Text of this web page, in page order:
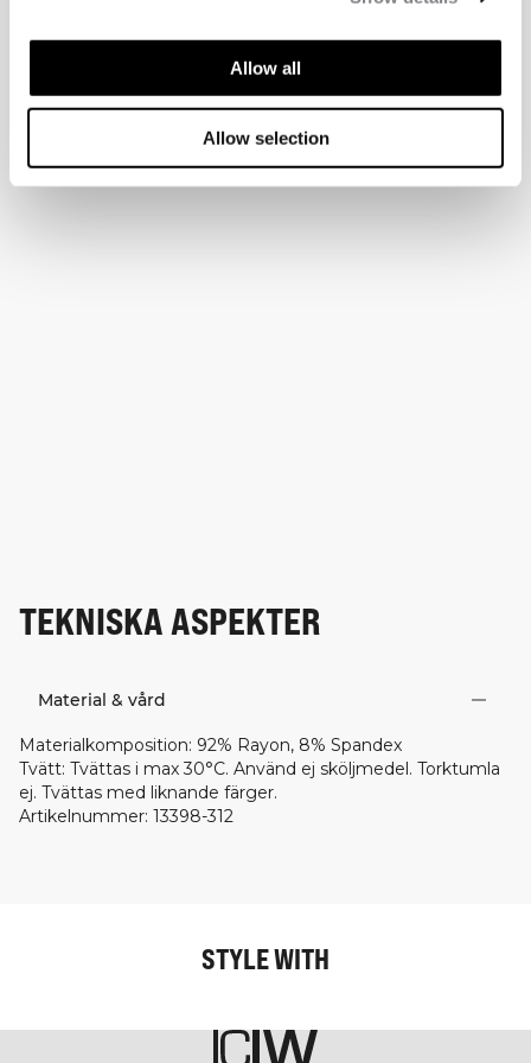
Allow all
Allow selection
TEKNISKA ASPEKTER
Material & vård
Materialkomposition: 92% Rayon, 8% Spandex
Tvätt: Tvättas i max 30°C. Använd ej sköljmedel. Torktumla
ej. Tvättas med liknande färger.
Artikelnummer: 13398-312
STYLE WITH